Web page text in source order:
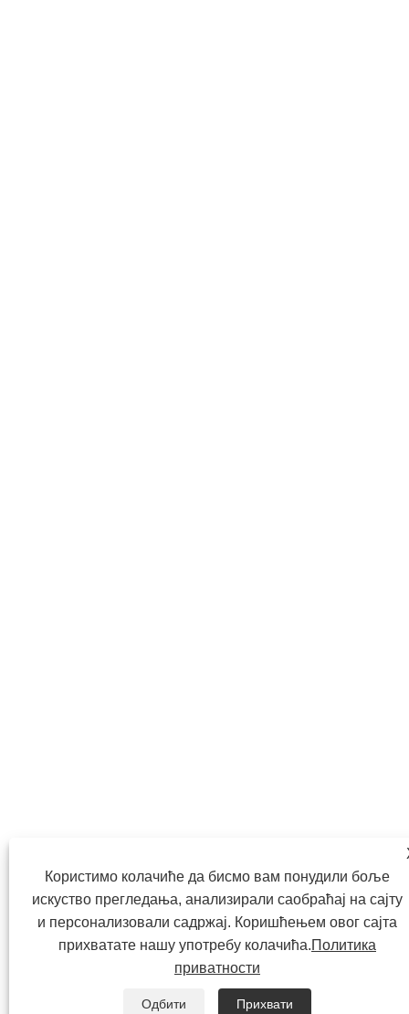

Користимо колачиће да бисмо вам понудили боље
искуство прегледања, анализирали саобраћај на сајту
и персонализовали садржај. Коришћењем овог сајта
прихватате нашу употребу колачића.Политика
приватности
Одбити Прихвати